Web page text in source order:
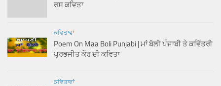
ਰਸ ਕਵਿਤਾ
ਕਵਿਤਾਵਾਂ
Poem On Maa Boli Punjabi | ਮਾਂ ਬੋਲੀ ਪੰਜਾਬੀ ਤੇ ਕਵਿੱਤਰੀ
ਪ੍ਰਭਜੀਤ ਕੌਰ ਦੀ ਕਵਿਤਾ
ਕਵਿਤਾਵਾਂ